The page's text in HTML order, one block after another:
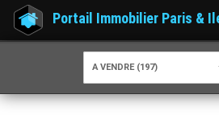
Portail Immobilier Paris &
A VENDRE (197)